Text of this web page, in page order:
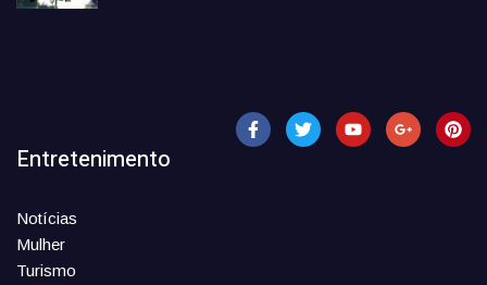
Entretenimento
Notícias
Mulher
Turismo